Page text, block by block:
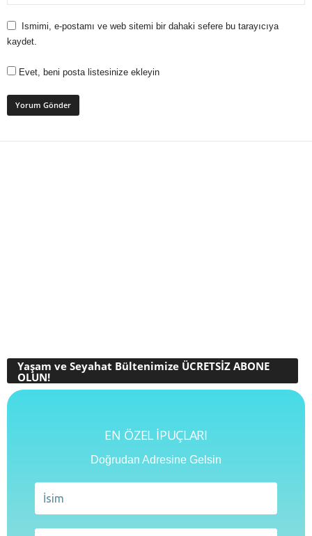
Ismimi, e-postamı ve web sitemi bir dahaki sefere bu tarayıcıya
kaydet.
Evet, beni posta listesinize ekleyin
Yaşam ve Seyahat Bültenimize ÜCRETSİZ ABONE
OLUN!
EN ÖZEL İPUÇLARI
Doğrudan Adresine Gelsin